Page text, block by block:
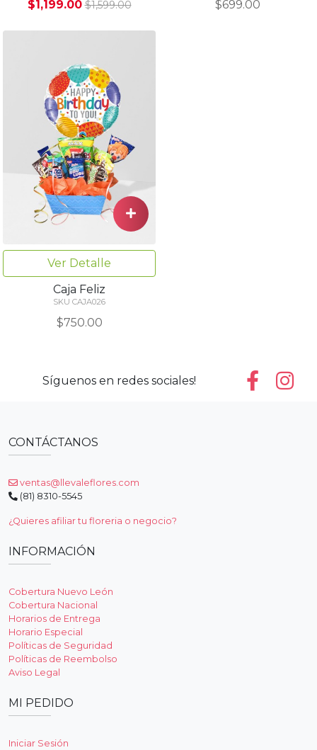
$1,199.00 $1,599.00 $699.00
Ver Detalle
Caja Feliz
SKU CAJA026
$750.00
Síguenos en redes sociales!
CONTÁCTANOS
ventas@llevaleflores.com
(81) 8310-5545
¿Quieres afiliar tu floreria o negocio?
INFORMACIÓN
Cobertura Nuevo León
Cobertura Nacional
Horarios de Entrega
Horario Especial
Políticas de Seguridad
Políticas de Reembolso
Aviso Legal
MI PEDIDO
Iniciar Sesión